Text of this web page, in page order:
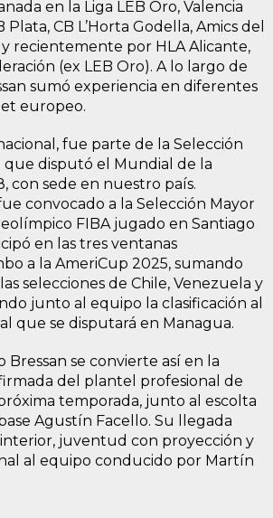
en la Liga LEB Oro, Valencia
Plata, CB L’Horta Godella, Amics del
recientemente por HLA Alicante,
(ex LEB Oro). A lo largo de
sumó experiencia en diferentes
europeo.
fue parte de la Selección
que disputó el Mundial de la
con sede en nuestro país.
convocado a la Selección Mayor
FIBA jugado en Santiago
en las tres ventanas
a la AmeriCup 2025, sumando
selecciones de Chile, Venezuela y
junto al equipo la clasificación al
que se disputará en Managua.
Bressan se convierte así en la
del plantel profesional de
temporada, junto al escolta
Agustín Facello. Su llegada
juventud con proyección y
al equipo conducido por Martín